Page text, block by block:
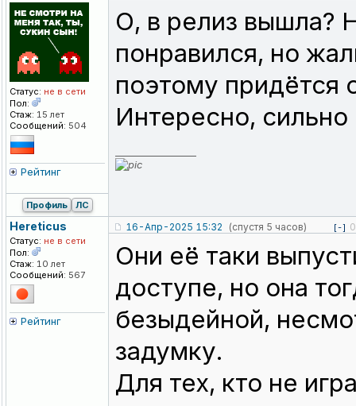
Статус: не в сети
Пол:
Стаж: 15 лет
Сообщений: 504
Рейтинг
О, в релиз вышла?
понравился, но
поэтому придётся
Интересно,
Профиль ЛС
Hereticus
Статус: не в сети
Пол:
Стаж: 10 лет
Сообщений: 567
Рейтинг
16-Апр-2025 15:32 (спустя 5 часов) [-] 0
Они её таки
доступе, но она
безыдейной,
задумку.
Для тех, кто не